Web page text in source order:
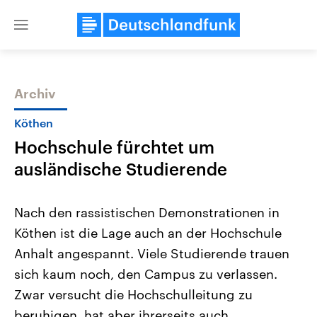
Close
Themen
Landtagswahl Sachsen-Anhalt
2026
Alle Informationen
Sachsen-Anhalt wählt am 6.
September 2026 einen neuen
Landtag. Seit 2021 wird das
Bundesland von einer Koalition aus
USA
Aktuelle Beiträge,
Hintergründe
Wirtschaftlich und
gehören die Vereinigten
den mächtigsten Ländern
mit großem Einfluss auf
Archiv
Köthen
Hochschule fürchtet um
ausländische Studierende
Nach den rassistischen Demonstrationen in
Köthen ist die Lage auch an der Hochschule
Anhalt angespannt. Viele Studierende trauen
sich kaum noch, den Campus zu verlassen.
Zwar versucht die Hochschulleitung zu